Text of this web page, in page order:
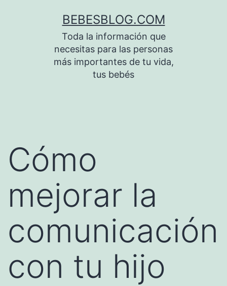
BEBESBLOG.COM
Toda la información que
necesitas para las personas
más importantes de tu vida,
tus bebés
Cómo
mejorar la
comunicación
con tu hijo